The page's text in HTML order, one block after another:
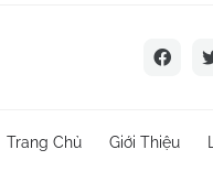
Trang Chủ Giới Thiệu